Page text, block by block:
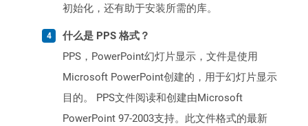
初始化，还有助于安装所需的库。
什么是 PPS 格式？
PPS，PowerPoint幻灯片显示，文件是使用
Microsoft PowerPoint创建的，用于幻灯片显示
目的。 PPS文件阅读和创建由Microsoft
PowerPoint 97-2003支持。此文件格式的最新